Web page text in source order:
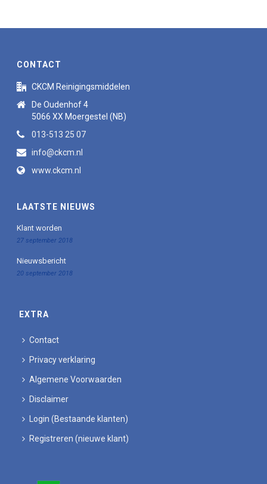
CONTACT
CKCM Reinigingsmiddelen
De Oudenhof 4
5066 XX Moergestel (NB)
013-513 25 07
info@ckcm.nl
www.ckcm.nl
LAATSTE NIEUWS
Klant worden
27 september 2018
Nieuwsbericht
20 september 2018
EXTRA
Contact
Privacy verklaring
Algemene Voorwaarden
Disclaimer
Login (Bestaande klanten)
Registreren (nieuwe klant)